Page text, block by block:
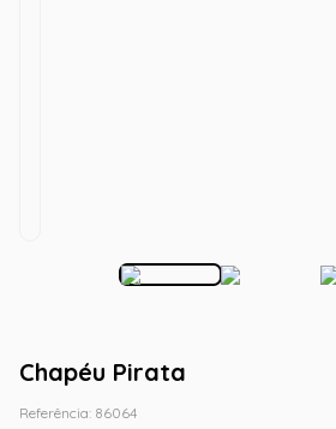
Chapéu Pirata
Referência: 86064